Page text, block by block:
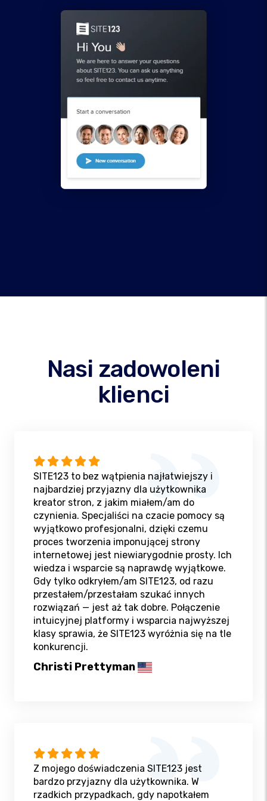
Nasi zadowoleni
klienci
SITE123 to bez wątpienia najłatwiejszy i
najbardziej przyjazny dla użytkownika
kreator stron, z jakim miałem/am do
czynienia. Specjaliści na czacie pomocy są
wyjątkowo profesjonalni, dzięki czemu
proces tworzenia imponującej strony
internetowej jest niewiarygodnie prosty. Ich
wiedza i wsparcie są naprawdę wyjątkowe.
Gdy tylko odkryłem/am SITE123, od razu
przestałem/przestałam szukać innych
rozwiązań — jest aż tak dobre. Połączenie
intuicyjnej platformy i wsparcia najwyższej
klasy sprawia, że SITE123 wyróżnia się na tle
konkurencji.
Christi Prettyman
Z mojego doświadczenia SITE123 jest
bardzo przyjazny dla użytkownika. W
rzadkich przypadkach, gdy napotkałem